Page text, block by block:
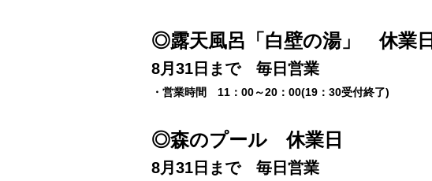
◎露天風呂「白壁の湯」 休業日
8月31日まで 毎日営業
・営業時間 11：00～20：00(19：30受付終了)
◎森のプール 休業日
8月31日まで 毎日営業